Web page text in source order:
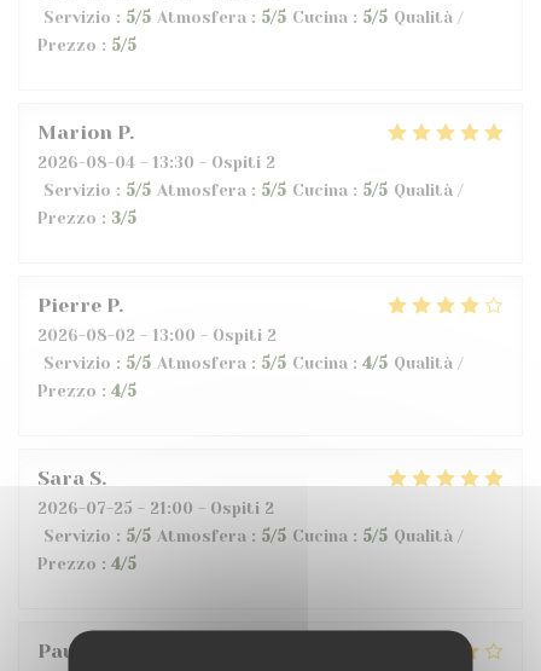
Servizio : 5/5 Atmosfera : 5/5 Cucina : 5/5 Qualità /
Prezzo : 5/5
Marion P
2026-08-04 - 13:30 - Ospiti 2
Servizio : 5/5 Atmosfera : 5/5 Cucina : 5/5 Qualità /
Prezzo : 3/5
Pierre P
2026-08-02 - 13:00 - Ospiti 2
Servizio : 5/5 Atmosfera : 5/5 Cucina : 4/5 Qualità /
Prezzo : 4/5
Sara S
2026-07-25 - 21:00 - Ospiti 2
Servizio : 5/5 Atmosfera : 5/5 Cucina : 5/5 Qualità /
Prezzo : 4/5
Pauline